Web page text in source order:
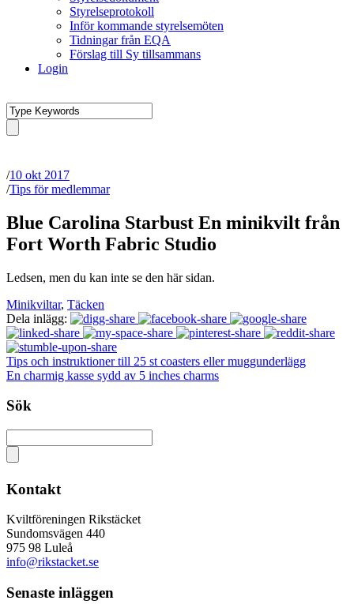
Styrelseprotokoll
Inför kommande styrelsemöten
Tidningar från EQA
Förslag till Sy tillsammans
Login
/10 okt 2017
/Tips för medlemmar
Blue Carolina Starbust En minikvilt från
Fort Worth Fabric Studio
Ledsen, men du kan inte se den här sidan.
Minikviltar, Täcken
Dela inlägg:
Tips och instruktioner till 25 st coasters eller muggunderlägg
En charmig kasse sydd av 5 inches charms
Sök
Kontakt
Kviltföreningen Rikstäcket
Sundomsvägen 440
975 98 Luleå
info@rikstacket.se
Senaste inläggen